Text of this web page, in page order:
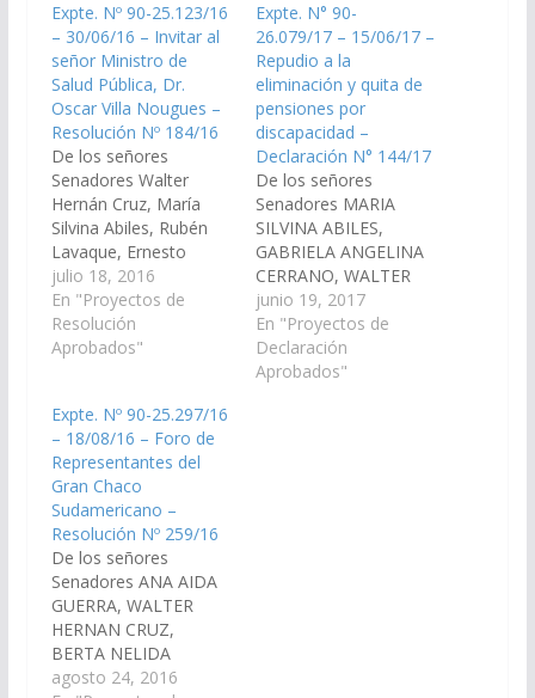
Expte. Nº 90-25.123/16
– 30/06/16 – Invitar al
señor Ministro de
Salud Pública, Dr.
Oscar Villa Nougues –
Resolución Nº 184/16
De los señores
Senadores Walter
Hernán Cruz, María
Silvina Abiles, Rubén
Lavaque, Ernesto
Ángel Gómez, Diego
Sebastian Perez,
Guzmán Viveros,
Castulo Yanque, Pablo
Roberto Enrique
Gramaglia, Héctor
Edgar
Mamani, Gabriela
Angelina
Cerrano, Invitar al
señor Ministro de
Salud Pública, Dr.
Oscar Villa Nougues,
para que acompañado
por el…
julio 18, 2016
En "Proyectos de
Resolución
Aprobados"
Expte. N° 90-
26.079/17 – 15/06/17 –
Repudio a la
eliminación y quita de
pensiones por
discapacidad –
Declaración N° 144/17
De los señores
Senadores MARIA
SILVINA ABILES,
GABRIELA ANGELINA
CERRANO, WALTER
HERNEN CRUZ,
GUZMAN VIVEROS,
MARIA LAURA DE LA
ZERDA, ERNESTO
junio 19, 2017
En "Proyectos de
Declaración
Aprobados"
Expte. Nº 90-25.297/16
– 18/08/16 – Foro de
Representantes del
Gran Chaco
Sudamericano –
Resolución Nº 259/16
De los señores
Senadores ANA AIDA
GUERRA, WALTER
HERNAN CRUZ,
BERTA NELIDA
GERONIMO, RUBEN
agosto 24, 2016